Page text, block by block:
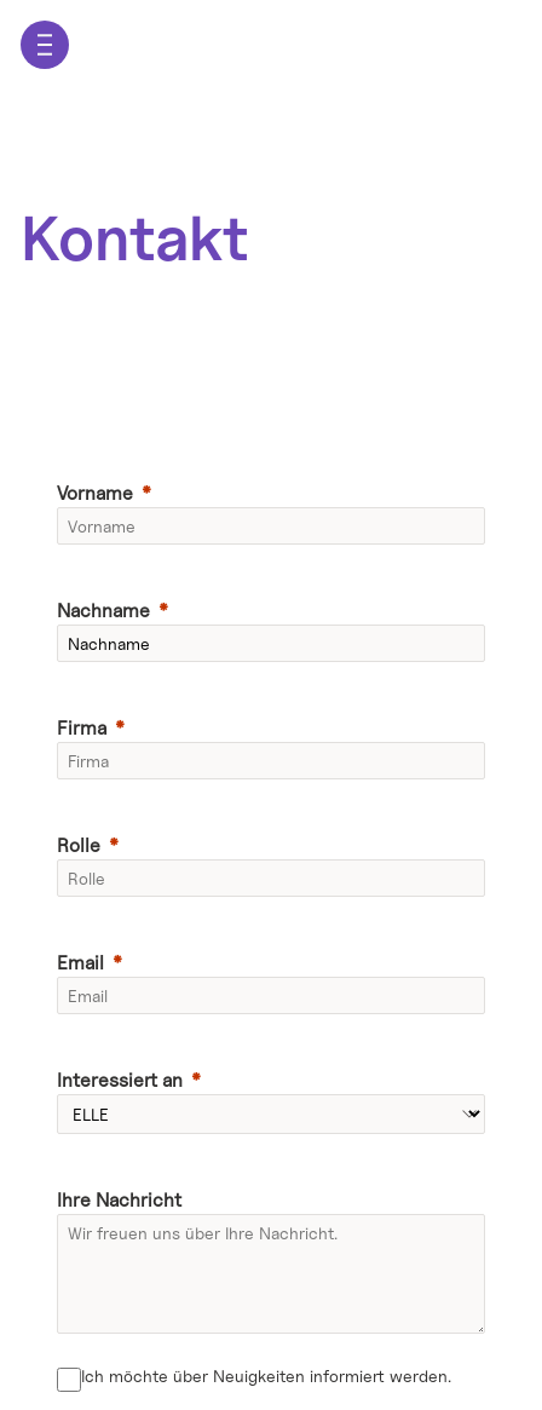
EFFE
Services
Ü
b
e
r
u
n
s
N
e
w
s
&
E
v
e
n
t
s
Kontakt
Vorname
Nachname
Firma
Rolle
Email
Interessiert an
Ihre Nachricht
Ich möchte über Neuigkeiten informiert werden.